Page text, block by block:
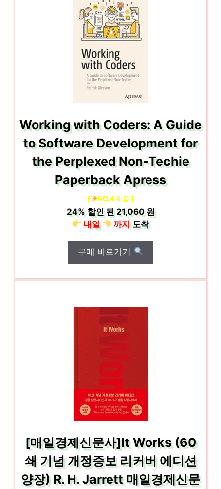
Working with Coders: A Guide
to Software Development for
the Perplexed Non-Techie
Paperback Apress
[ NO.4 제품 ]
24%할인 된21,060 원
내일
까지도착
구매 바로가기
[매일경제신문사]It Works (60
쇄 기념 개정증보 리커버 에디션
양장) R. H. Jarrett 매일경제신문